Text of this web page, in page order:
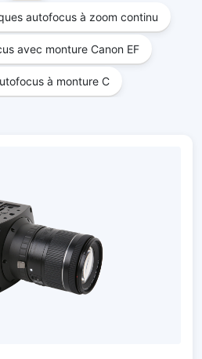
autofocus à zoom continu
avec monture Canon EF
à monture C